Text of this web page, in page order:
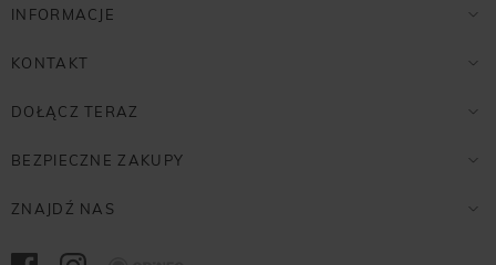
INFORMACJE
KONTAKT
DOŁĄCZ TERAZ
BEZPIECZNE ZAKUPY
ZNAJDŹ NAS